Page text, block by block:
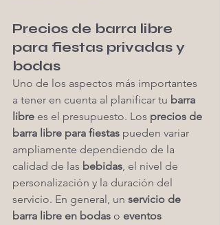
Precios de barra libre
para fiestas privadas y
bodas
Uno de los aspectos más importantes
a tener en cuenta al planificar tu barra
libre es el presupuesto. Los precios de
barra libre para fiestas pueden variar
ampliamente dependiendo de la
calidad de las bebidas, el nivel de
personalización y la duración del
servicio. En general, un servicio de
barra libre en bodas o eventos